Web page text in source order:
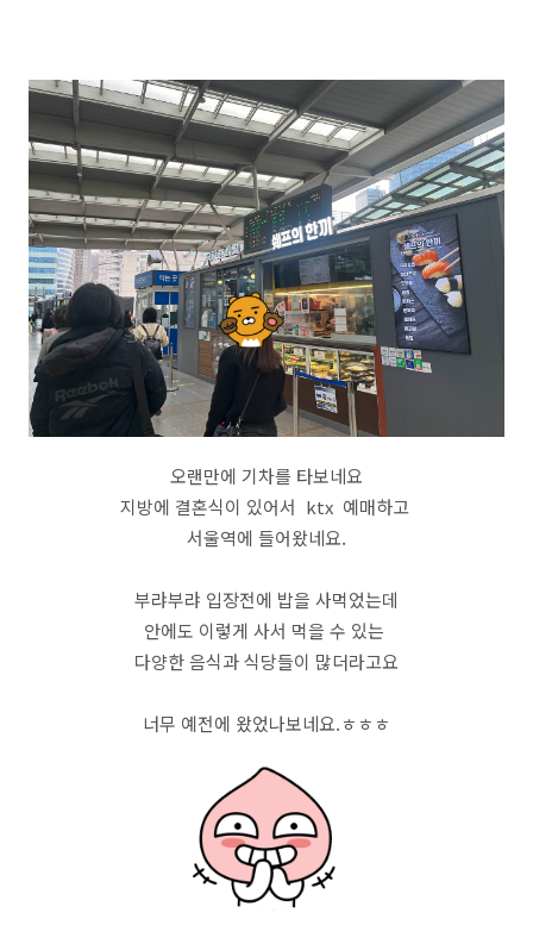
오랜만에 기차를 타보네요
지방에 결혼식이 있어서 ktx 예매하고
서울역에 들어왔네요.
부랴부랴 입장전에 밥을 사먹었는데
안에도 이렇게 사서 먹을 수 있는
다양한 음식과 식당들이 많더라고요
너무 예전에 왔었나보네요.ㅎㅎㅎ